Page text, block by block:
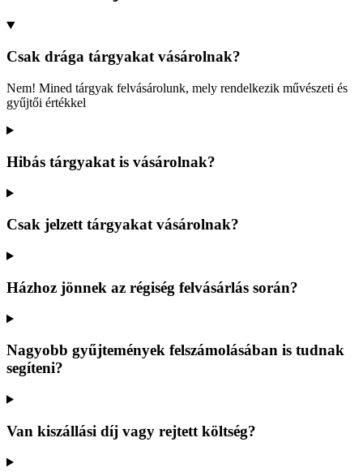
Csak drága tárgyakat vásárolnak?
Nem! Mined tárgyak felvásárolunk, mely rendelkezik művészeti és
gyűjtői értékkel
Hibás tárgyakat is vásárolnak?
Csak jelzett tárgyakat vásárolnak?
Házhoz jönnek az régiség felvásárlás során?
Nagyobb gyűjtemények felszámolásában is tudnak
segíteni?
Van kiszállási díj vagy rejtett költség?